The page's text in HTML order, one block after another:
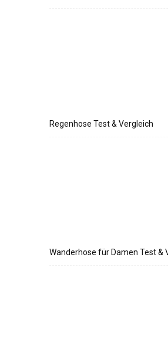
Regenhose Test & Vergleich
Wanderhose für Damen Test &